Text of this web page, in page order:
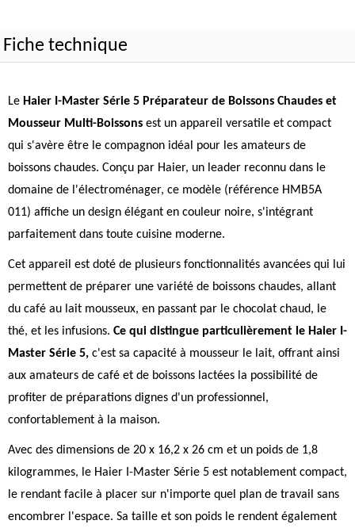
Fiche technique
Le Haier I-Master Série 5 Préparateur de Boissons Chaudes et
Mousseur Multi-Boissons est un appareil versatile et compact
qui s'avère être le compagnon idéal pour les amateurs de
boissons chaudes. Conçu par Haier, un leader reconnu dans le
domaine de l'électroménager, ce modèle (référence HMB5A
011) affiche un design élégant en couleur noire, s'intégrant
parfaitement dans toute cuisine moderne.
Cet appareil est doté de plusieurs fonctionnalités avancées qui lui
permettent de préparer une variété de boissons chaudes, allant
du café au lait mousseux, en passant par le chocolat chaud, le
thé, et les infusions. Ce qui distingue particulièrement le Haier I-
Master Série 5, c'est sa capacité à mousseur le lait, offrant ainsi
aux amateurs de café et de boissons lactées la possibilité de
profiter de préparations dignes d'un professionnel,
confortablement à la maison.
Avec des dimensions de 20 x 16,2 x 26 cm et un poids de 1,8
kilogrammes, le Haier I-Master Série 5 est notablement compact,
le rendant facile à placer sur n'importe quel plan de travail sans
encombrer l'espace. Sa taille et son poids le rendent également